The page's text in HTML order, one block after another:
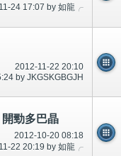
24 17:07 by 如龍╭
2012-11-22 20:10
by JKGSKGBGJH
開勁多巴晶
2012-10-20 08:18
22 20:19 by 如龍╭